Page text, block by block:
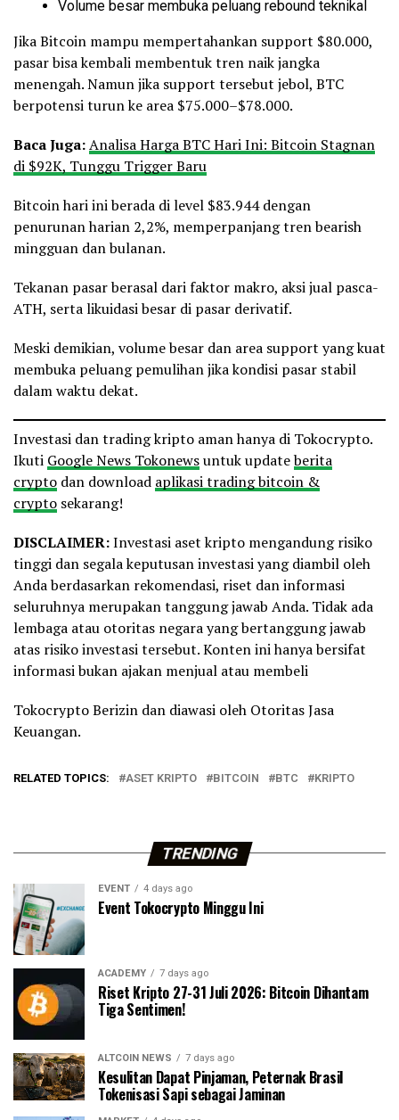
Volume besar membuka peluang rebound teknikal
Jika Bitcoin mampu mempertahankan support $80.000,
pasar bisa kembali membentuk tren naik jangka
menengah. Namun jika support tersebut jebol, BTC
berpotensi turun ke area $75.000–$78.000.
Baca Juga:Analisa Harga BTC Hari Ini: Bitcoin Stagnan
di $92K, Tunggu Trigger Baru
Bitcoin hari ini berada di level $83.944 dengan
penurunan harian 2,2%, memperpanjang tren bearish
mingguan dan bulanan.
Tekanan pasar berasal dari faktor makro, aksi jual pasca-
ATH, serta likuidasi besar di pasar derivatif.
Meski demikian, volume besar dan area support yang kuat
membuka peluang pemulihan jika kondisi pasar stabil
dalam waktu dekat.
Investasi dan trading kripto aman hanya di Tokocrypto.
Ikuti Google News Tokonewsuntuk updateberita
crypto dan download aplikasi trading bitcoin &
crypto sekarang!
DISCLAIMER:Investasi aset kripto mengandung risiko
tinggi dan segala keputusan investasi yang diambil oleh
Anda berdasarkan rekomendasi, riset dan informasi
seluruhnya merupakan tanggung jawab Anda. Tidak ada
lembaga atau otoritas negara yang bertanggung jawab
atas risiko investasi tersebut. Konten ini hanya bersifat
informasi bukan ajakan menjual atau membeli
Tokocrypto Berizin dan diawasi oleh Otoritas Jasa
Keuangan.
RELATED TOPICS: ASET KRIPTO BITCOIN BTC KRIPTO
TRENDING
EVENT 4 days ago
Event Tokocrypto Minggu Ini
ACADEMY 7 days ago
Riset Kripto 27-31 Juli 2026: Bitcoin Dihantam
Tiga Sentimen!
ALTCOIN NEWS 7 days ago
Kesulitan Dapat Pinjaman, Peternak Brasil
Tokenisasi Sapi sebagai Jaminan